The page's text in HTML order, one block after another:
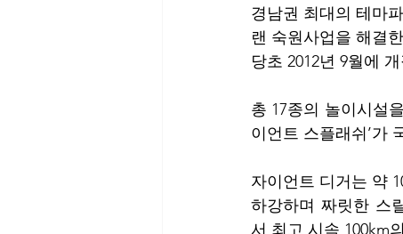
경남권 최대의 테마
랜 숙원사업을 해결
당초 2012년 9월에
총 17종의 놀이시설
이언트 스플래쉬’가
자이언트 디거는 약
하강하며 짜릿한 스
서 최고 시속 100km